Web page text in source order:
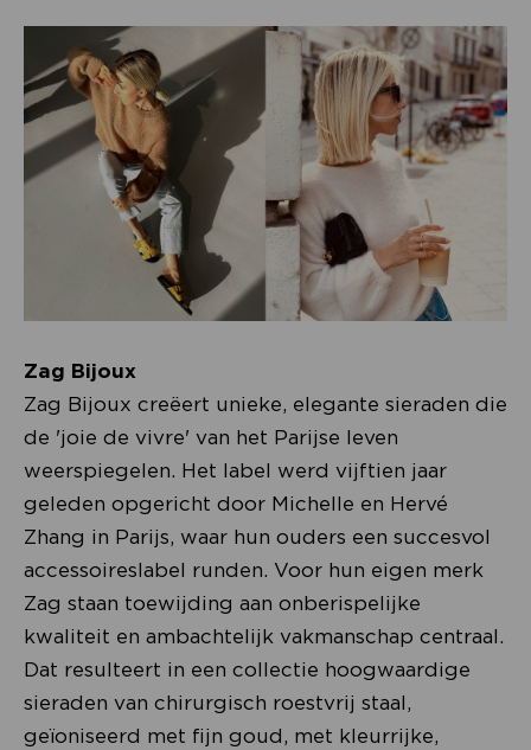
Zag Bijoux
Zag Bijoux creëert unieke, elegante sieraden die
de 'joie de vivre' van het Parijse leven
weerspiegelen. Het label werd vijftien jaar
geleden opgericht door Michelle en Hervé
Zhang in Parijs, waar hun ouders een succesvol
accessoireslabel runden. Voor hun eigen merk
Zag staan toewijding aan onberispelijke
kwaliteit en ambachtelijk vakmanschap centraal.
Dat resulteert in een collectie hoogwaardige
sieraden van chirurgisch roestvrij staal,
geïoniseerd met fijn goud, met kleurrijke,